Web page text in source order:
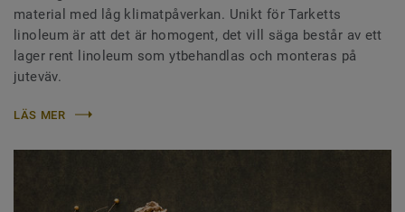
material med låg klimatpåverkan. Unikt för Tarketts
linoleum är att det är homogent, det vill säga består av ett
lager rent linoleum som ytbehandlas och monteras på
juteväv.
LÄS MER